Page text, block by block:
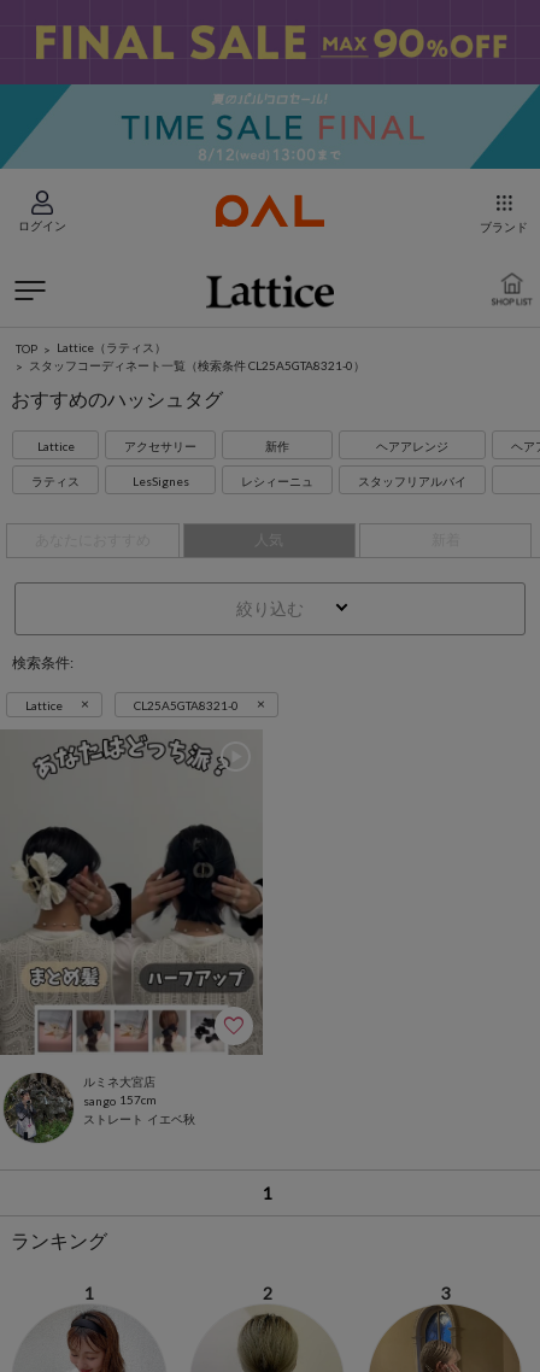
ログイン ブランド
TOP
Lattice（ラティス）
スタッフコーディネート一覧 （検索条件 CL25A5GTA8321-0）
おすすめのハッシュタグ
Lattice
ラティス
アクセサリー
LesSignes
新作
レシィーニュ
ヘアアレンジ
スタッフリアルバイ
ヘア
人気
絞り込む
検索条件:
Lattice × CL25A5GTA8321-0 ×
ルミネ大宮店
sango 157cm
ストレート イエベ秋
1
ランキング
1 2 3